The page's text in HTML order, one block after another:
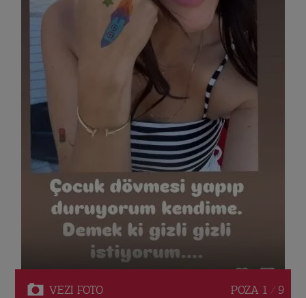
VEZI FOTO POZA 1 / 9